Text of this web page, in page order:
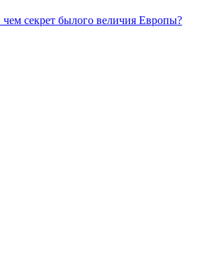
секрет былого величия Европы?